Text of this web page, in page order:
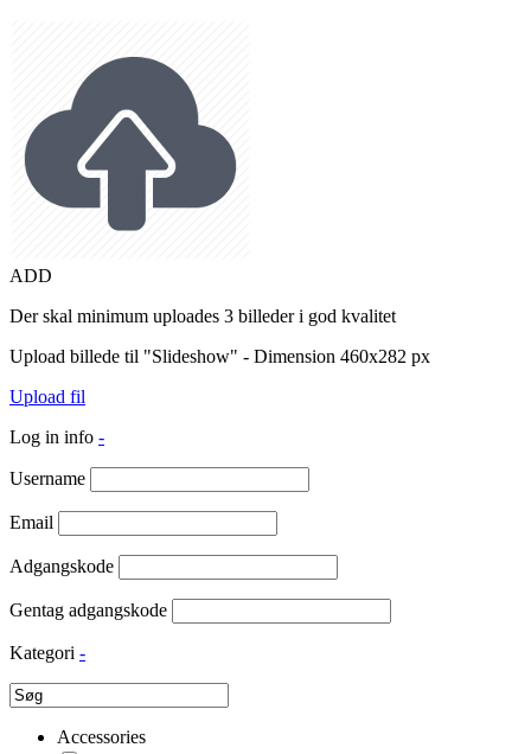
ADD
Der skal minimum uploades 3 billeder i god kvalitet
Upload billede til "Slideshow" - Dimension 460x282 px
Upload fil
Log in info -
Username
Email
Adgangskode
Gentag adgangskode
Kategori -
Accessories